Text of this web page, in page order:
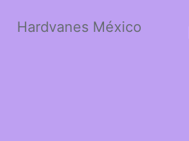
Hardvanes México